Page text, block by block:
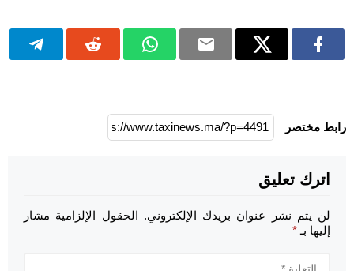
رابط مختصر
اترك تعليق
لن يتم نشر عنوان بريدك الإلكتروني. الحقول الإلزامية مشار
إليها بـ*